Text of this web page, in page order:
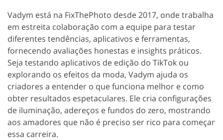
Vadym está na FixThePhoto desde 2017, onde trabalha
em estreita colaboração com a equipe para testar
diferentes tendências, aplicativos e ferramentas,
fornecendo avaliações honestas e insights práticos.
Seja testando aplicativos de edição do TikTok ou
explorando os efeitos da moda, Vadym ajuda os
criadores a entender o que funciona melhor e como
obter resultados espetaculares. Ele cria configurações
de iluminação, adereços e fundos do zero, mostrando
aos amadores que não é preciso ser rico para começar
essa carreira.